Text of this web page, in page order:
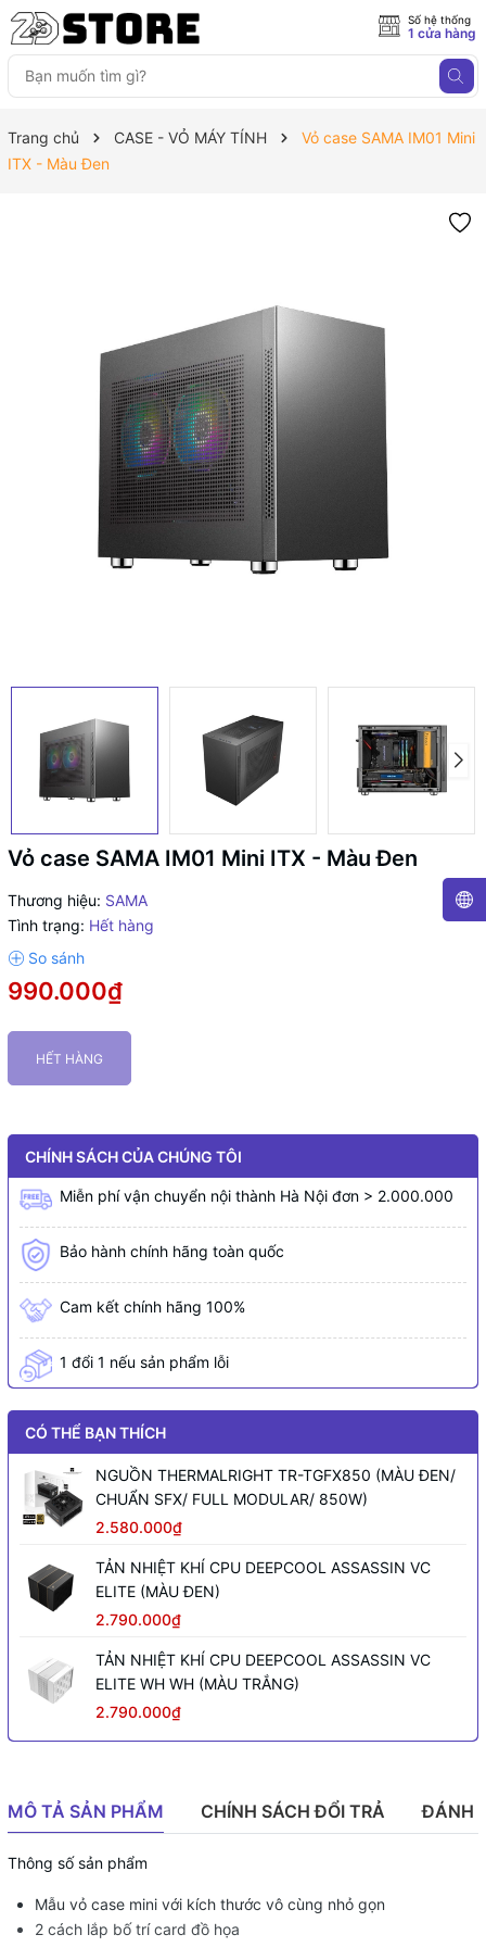
Số hệ thống
1 cửa hàng
Trang chủ CASE - VỎ MÁY TÍNH
Vỏ case SAMA IM01 Mini
ITX - Màu Đen
Vỏ case SAMA IM01 Mini ITX - Màu Đen
Thương hiệu: SAMA
Tình trạng: Hết hàng
990.000₫
HẾT HÀNG
CHÍNH SÁCH CỦA CHÚNG TÔI
Miễn phí vận chuyển nội thành Hà Nội đơn > 2.000.000
Bảo hành chính hãng toàn quốc
Cam kết chính hãng 100%
1 đổi 1 nếu sản phẩm lỗi
CÓ THỂ BẠN THÍCH
NGUỒN THERMALRIGHT TR-TGFX850 (MÀU ĐEN/
CHUẨN SFX/ FULL MODULAR/ 850W)
2.580.000₫
TẢN NHIỆT KHÍ CPU DEEPCOOL ASSASSIN VC
ELITE (MÀU ĐEN)
2.790.000₫
TẢN NHIỆT KHÍ CPU DEEPCOOL ASSASSIN VC
ELITE WH WH (MÀU TRẮNG)
2.790.000₫
MÔ TẢ SẢN PHẨM CHÍNH SÁCH ĐỔI TRẢ ĐÁNH
Thông số sản phẩm
Mẫu vỏ case mini với kích thước vô cùng nhỏ gọn
2 cách lắp bố trí card đồ họa